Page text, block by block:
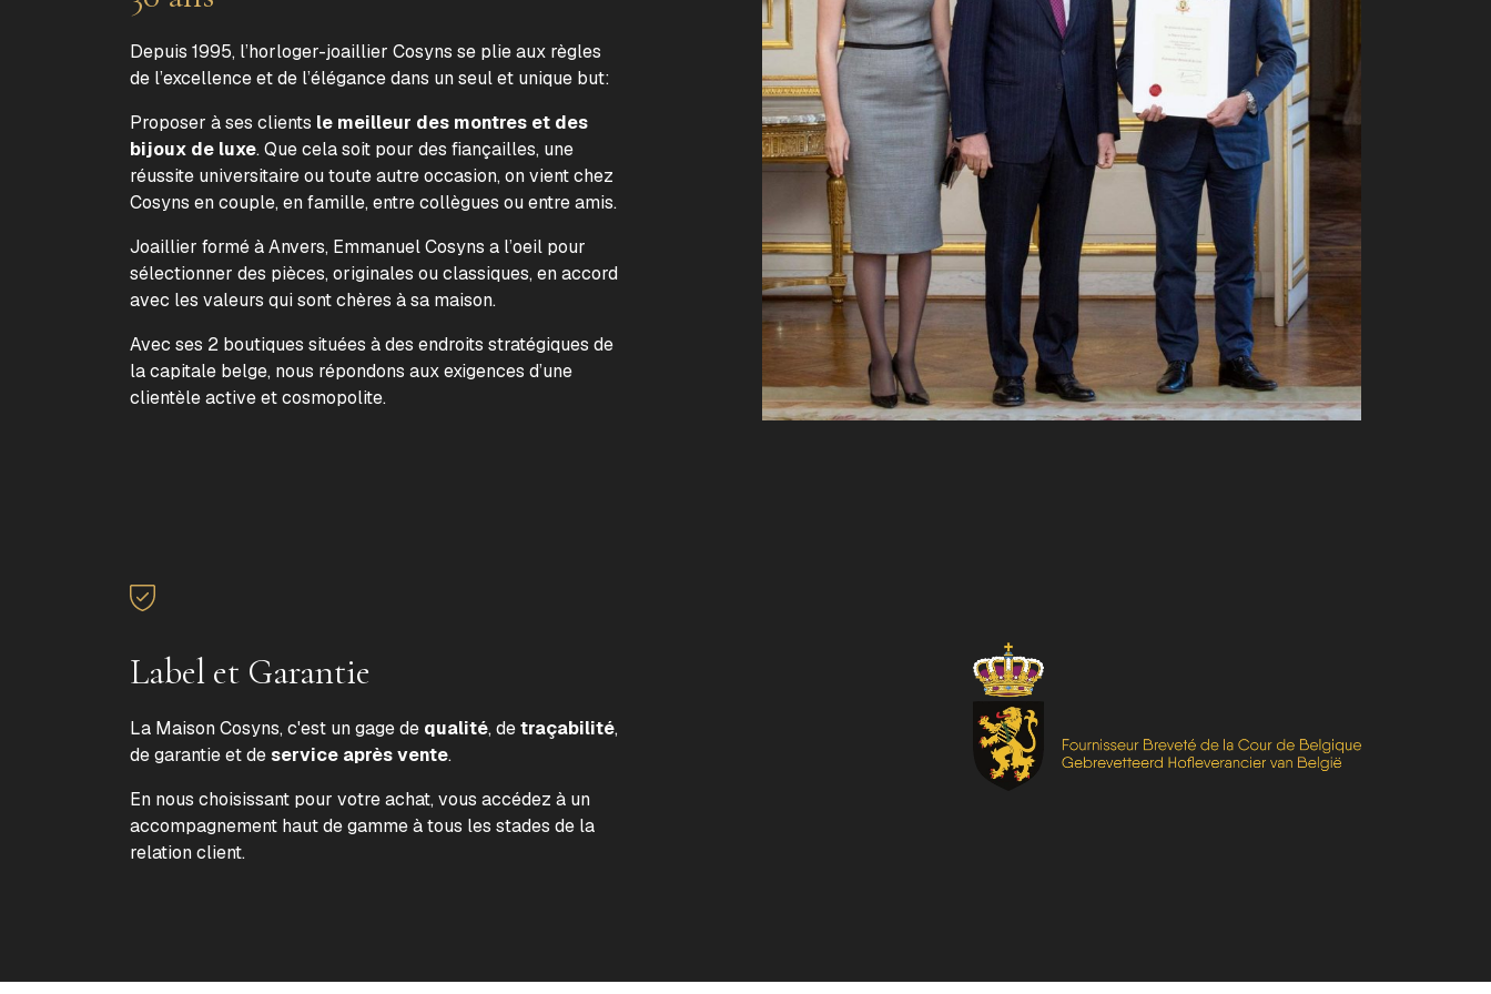
Depuis 1995, l’horloger-joaillier Cosyns se plie aux règles
de l’excellence et de l’élégance dans un seul et unique but:
Proposer à ses clients le meilleur des montres et des
bijoux de luxe. Que cela soit pour des fiançailles, une
réussite universitaire ou toute autre occasion, on vient chez
Cosyns en couple, en famille, entre collègues ou entre amis.
Joaillier formé à Anvers, Emmanuel Cosyns a l’oeil pour
sélectionner des pièces, originales ou classiques, en accord
avec les valeurs qui sont chères à sa maison.
Avec ses 2 boutiques situées à des endroits stratégiques de
la capitale belge, nous répondons aux exigences d’une
clientèle active et cosmopolite.
Label et Garantie
La Maison Cosyns, c'est un gage de qualité, detraçabilité,
de garantie et deservice après vente.
En nous choisissant pour votre achat, vous accédez à un
accompagnement haut de gamme à tous les stades de la
relation client.